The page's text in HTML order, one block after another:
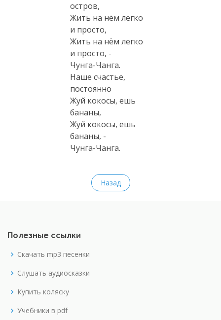
остров,
Жить на нём легко
и просто,
Жить на нём легко
и просто, -
Чунга-Чанга.
Наше счастье,
постоянно
Жуй кокосы, ешь
бананы,
Жуй кокосы, ешь
бананы, -
Чунга-Чанга.
Назад
Полезные ссылки
Скачать mp3 песенки
Слушать аудиосказки
Купить коляску
Учебники в pdf